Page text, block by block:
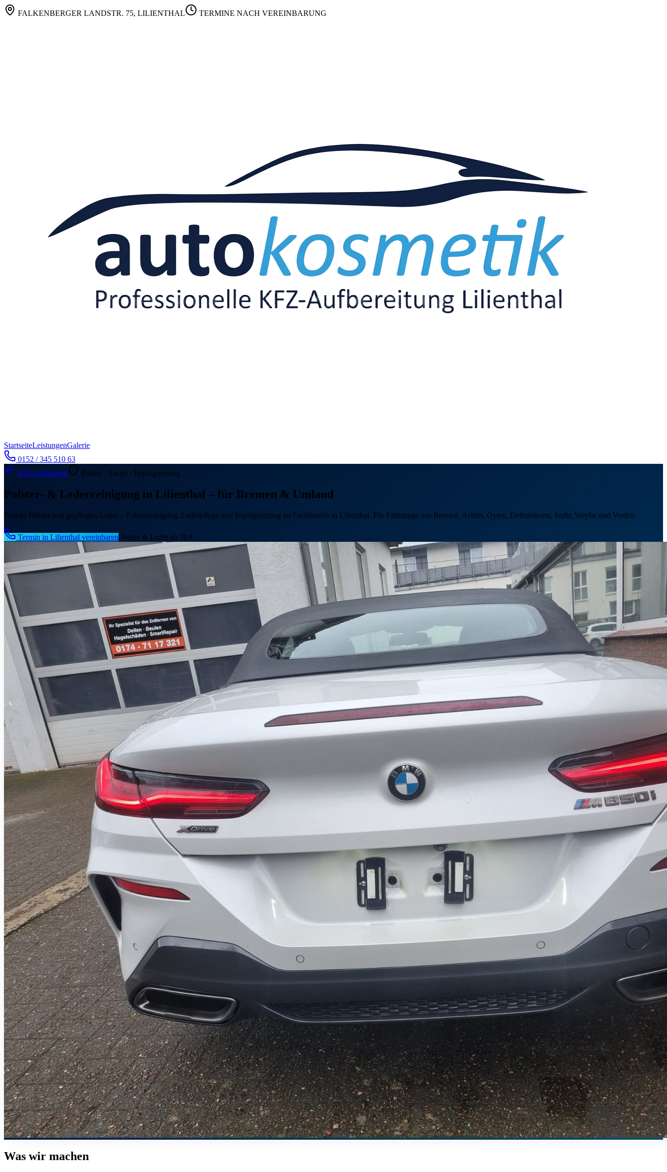
FALKENBERGER LANDSTR. 75, LILIENTHAL TERMINE NACH VEREINBARUNG
StartseiteLeistungenGalerie
0152 / 345 510 63
Alle Leistungen
Polster · Leder · Imprägnierung
Polster- & Lederreinigung in Lilienthal – für Bremen & Umland
Frische Polster und gepflegtes Leder – Polsterreinigung, Lederpflege und Imprägnierung im Fachbetrieb in Lilienthal. Für Fahrzeuge aus Bremen, Achim, Oyten, Delmenhorst, Stuhr, Weyhe und Verden.
Termin in Lilienthal vereinbarenPolster & Leder ab 70 €
Was wir machen